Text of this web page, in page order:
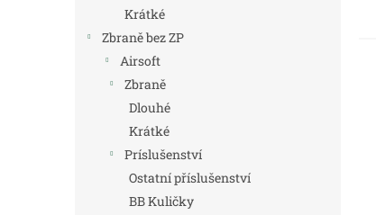
Krátké
Zbraně bez ZP
Airsoft
Zbraně
Dlouhé
Krátké
Príslušenství
Ostatní příslušenství
BB Kuličky